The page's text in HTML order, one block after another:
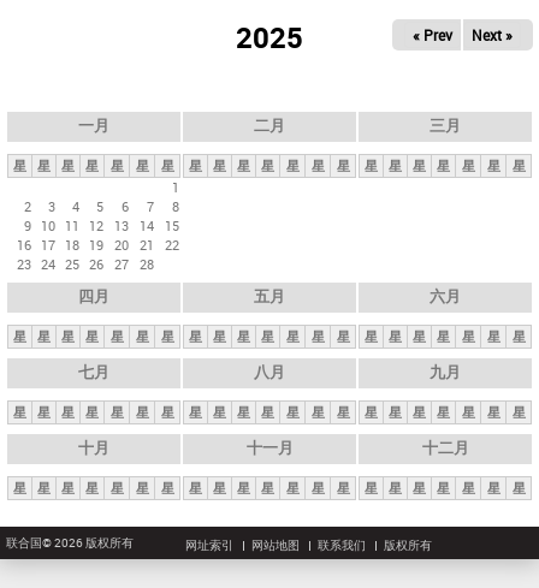
2025 « Prev Next »
一月
星 星 星 星 星 星
星
1
2
3 4 5 6 7
8
9 10 11 12 13 14
15
16 17 18 19 20 21
22
23 24 25 26 27 28
二月
星 星 星 星 星 星 星
三月
星 星 星 星 星 星 星
四月
星 星 星 星 星 星 星
五月
星 星 星 星 星 星 星
六月
星 星 星 星 星 星 星
七月
星 星 星 星 星 星 星
八月
星 星 星 星 星 星 星
九月
星 星 星 星 星 星 星
十月
星 星 星 星 星 星 星
十一月
星 星 星 星 星 星 星
十二月
星 星 星 星 星 星 星
联合国© 2026 版权所有 网址索引 网站地图 联系我们 版权所有